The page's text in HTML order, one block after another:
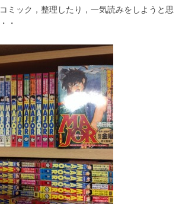
ミック，整理したり，一気読みをしようと思
・